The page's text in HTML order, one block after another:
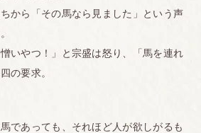
から「その馬なら見ました」という声
いやつ！」と宗盛は怒り、「馬を連れ
の要求。
であっても、それほど人が欲しがるも